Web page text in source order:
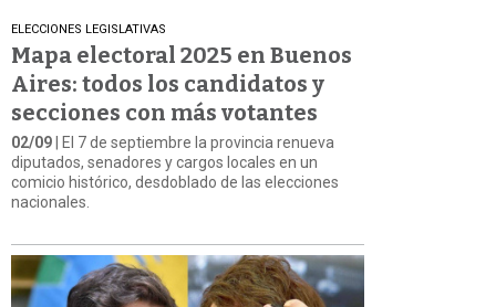
ELECCIONES LEGISLATIVAS
Mapa electoral 2025 en Buenos
Aires: todos los candidatos y
secciones con más votantes
02/09 | El 7 de septiembre la provincia renueva
diputados, senadores y cargos locales en un
comicio histórico, desdoblado de las elecciones
nacionales.